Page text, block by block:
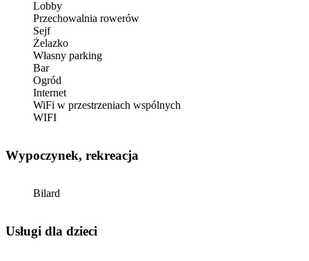
Lobby
Przechowalnia rowerów
Sejf
Żelazko
Własny parking
Bar
Ogród
Internet
WiFi w przestrzeniach wspólnych
WIFI
Wypoczynek, rekreacja
Bilard
usługi dla dzieci